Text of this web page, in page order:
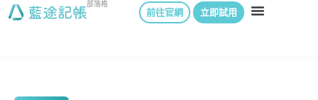
部落格
前往官網 立即試用